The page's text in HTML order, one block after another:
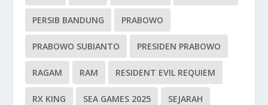
PERSIB BANDUNG PRABOWO
PRABOWO SUBIANTO PRESIDEN PRABOWO
RAGAM RAM RESIDENT EVIL REQUIEM
RX KING SEA GAMES 2025 SEJARAH